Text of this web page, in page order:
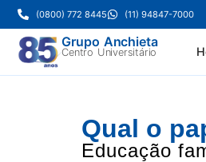
(0800) 772 8445 (11) 94847-7000
Grupo Anchieta
Centro Universitário
Qual o
Educação